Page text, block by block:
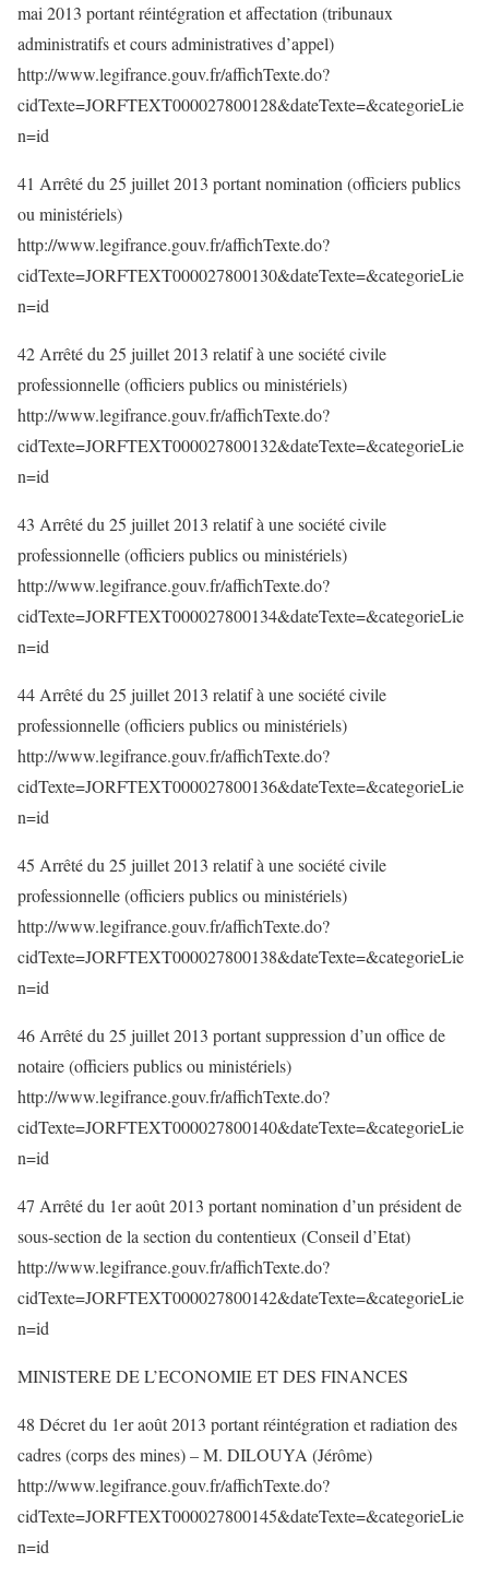
mai 2013 portant réintégration et affectation (tribunaux
administratifs et cours administratives d’appel)
http://www.legifrance.gouv.fr/affichTexte.do?
cidTexte=JORFTEXT000027800128&dateTexte=&categorieLie
n=id
41 Arrêté du 25 juillet 2013 portant nomination (officiers publics
ou ministériels)
http://www.legifrance.gouv.fr/affichTexte.do?
cidTexte=JORFTEXT000027800130&dateTexte=&categorieLie
n=id
42 Arrêté du 25 juillet 2013 relatif à une société civile
professionnelle (officiers publics ou ministériels)
http://www.legifrance.gouv.fr/affichTexte.do?
cidTexte=JORFTEXT000027800132&dateTexte=&categorieLie
n=id
43 Arrêté du 25 juillet 2013 relatif à une société civile
professionnelle (officiers publics ou ministériels)
http://www.legifrance.gouv.fr/affichTexte.do?
cidTexte=JORFTEXT000027800134&dateTexte=&categorieLie
n=id
44 Arrêté du 25 juillet 2013 relatif à une société civile
professionnelle (officiers publics ou ministériels)
http://www.legifrance.gouv.fr/affichTexte.do?
cidTexte=JORFTEXT000027800136&dateTexte=&categorieLie
n=id
45 Arrêté du 25 juillet 2013 relatif à une société civile
professionnelle (officiers publics ou ministériels)
http://www.legifrance.gouv.fr/affichTexte.do?
cidTexte=JORFTEXT000027800138&dateTexte=&categorieLie
n=id
46 Arrêté du 25 juillet 2013 portant suppression d’un office de
notaire (officiers publics ou ministériels)
http://www.legifrance.gouv.fr/affichTexte.do?
cidTexte=JORFTEXT000027800140&dateTexte=&categorieLie
n=id
47 Arrêté du 1er août 2013 portant nomination d’un président de
sous-section de la section du contentieux (Conseil d’Etat)
http://www.legifrance.gouv.fr/affichTexte.do?
cidTexte=JORFTEXT000027800142&dateTexte=&categorieLie
n=id
MINISTERE DE L’ECONOMIE ET DES FINANCES
48 Décret du 1er août 2013 portant réintégration et radiation des
cadres (corps des mines) – M. DILOUYA (Jérôme)
http://www.legifrance.gouv.fr/affichTexte.do?
cidTexte=JORFTEXT000027800145&dateTexte=&categorieLie
n=id